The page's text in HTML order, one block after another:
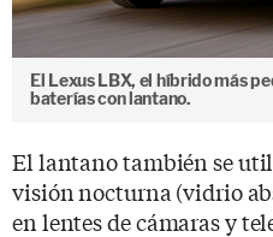
El Lexus LBX, el híbrido más
baterías con lantano.
El lantano también se
visión nocturna (vidrio
en lentes de cámaras y